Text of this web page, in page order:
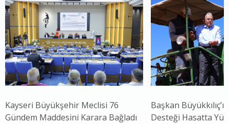
Kayseri Büyükşehir Meclisi 76
Gündem Maddesini Karara Bağladı
Başkan
Desteği Hasatta